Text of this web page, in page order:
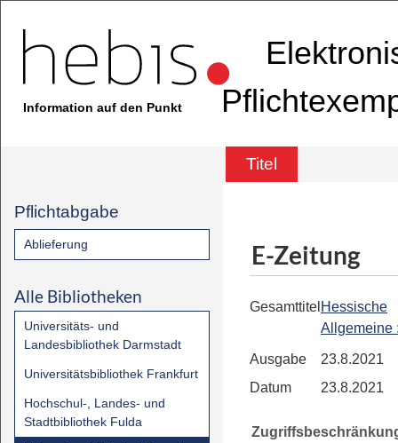
Information auf den Punkt
Titel
Pflichtabgabe
Ablieferung
Alle Bibliotheken
Universitäts- und
Landesbibliothek Darmstadt
Universitätsbibliothek Frankfurt
Hochschul-, Landes- und
Stadtbibliothek Fulda
E-Zeitung
Gesamttitel Hessische
Allgemeine
Ausgabe
23.8.2021
Datum
23.8.2021